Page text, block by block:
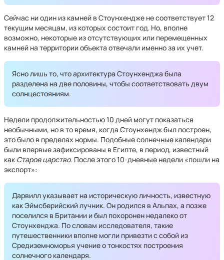
Сейчас ни один из камней в Стоунхендже не соответствует 12
текущим месяцам, из которых состоит год. Но, вполне
возможно, некоторые из отсутствующих или перемещенных
камней на территории объекта отвечали именно за их учет.
Ясно лишь то, что архитектура Стоунхенджа была
разделена на две половины, чтобы соответствовать двум
солнцестояниям.
Недели продолжительностью 10 дней могут показаться
необычными, но в то время, когда Стоунхендж был построен,
это было в пределах нормы. Подобные солнечные календари
были впервые зафиксированы в Египте, в период, известный
как Старое царство. После этого 10-дневные недели «пошли на
экспорт»:
Дарвилл указывает на историческую личность, известную
как Эймсберийский лучник. Он родился в Альпах, а позже
поселился в Британии и был похоронен недалеко от
Стоунхенджа. По словам исследователя, такие
путешественники вполне могли привезти с собой из
Средиземноморья учение о тонкостях построения
солнечного календаря.